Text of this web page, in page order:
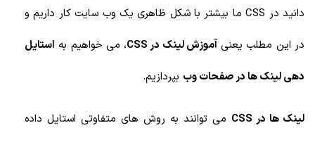
دانید در CSS ما بیشتر با شکل ظاهری یک وب سایت کار داریم و
در این مطلب یعنیآموزش لینک در CSS ، می خواهیم به استایل
دهی لینک ها در صفحات وب بپردازیم.
لینک ها در CSS
می توانند به روش های متفاوتی استایل داده